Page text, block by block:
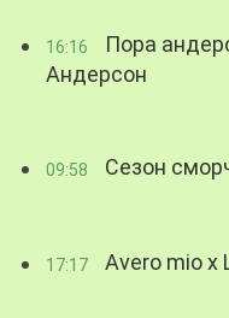
16:16
Пора
Андерсон
09:58 Сезон
17:17 Avero mio x